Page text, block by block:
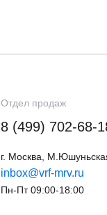
Отдел продаж
8 (499) 702-68-
г. Москва,
inbox@vrf-mrv.ru
Пн-Пт 09:00-18:00